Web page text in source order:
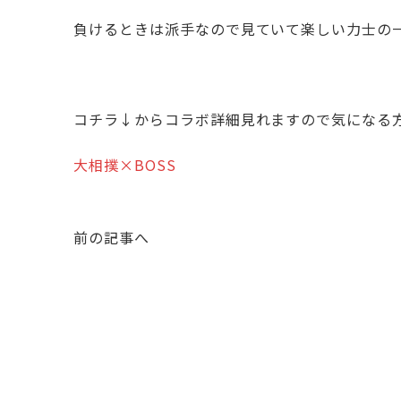
負けるときは派手なので見ていて楽しい力士の
コチラ↓からコラボ詳細見れますので気になる
大相撲×BOSS
前の記事へ